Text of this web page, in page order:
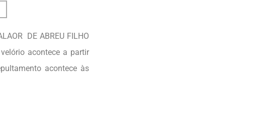
DE ABREU FILHO
acontece a partir
acontece às